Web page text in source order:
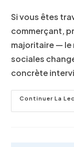
Si vous êtes
commerçant,
majoritaire — le
sociales
concrète
Continuer La